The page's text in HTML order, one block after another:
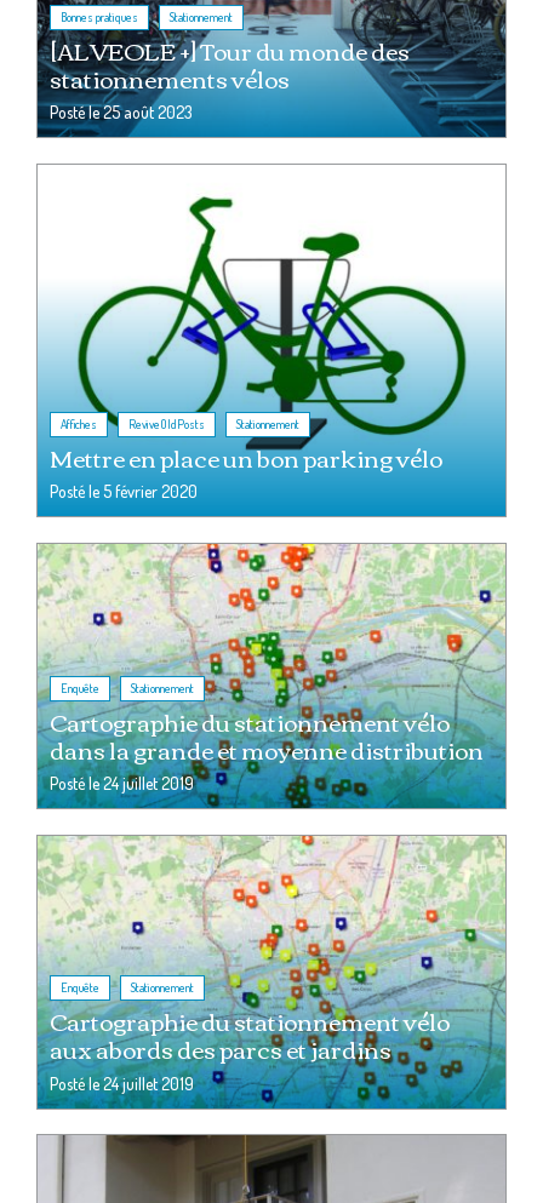
Bonnes pratiques , Stationnement
[ALVEOLE +] Tour du monde des
stationnements vélos
Posté le25 août 2023
Affiches , ReviveOldPosts Stationnement
Mettre en place un bon parking vélo
Posté le5 février 2020
Enquête , Stationnement
Cartographie du stationnement vélo
dans la grande et moyenne distribution
Posté le24 juillet 2019
Enquête , Stationnement
Cartographie du stationnement vélo
aux abords des parcs et jardins
Posté le24 juillet 2019